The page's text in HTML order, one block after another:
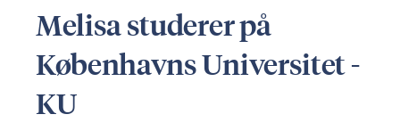
Melisa studerer på
Københavns Universitet -
KU